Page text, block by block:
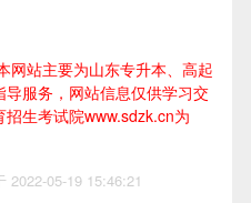
网站主要为山东专升本、高起
服务，网站信息仅供学习交
生考试院www.sdzk.cn为
2022-05-19 15:46:21